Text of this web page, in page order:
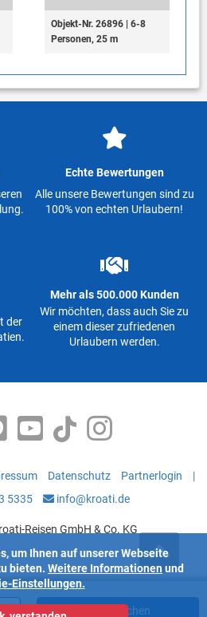
Objekt-Nr. 26896 | 6-8
Personen, 25 m
Jetzt buchen
Echte Bewertungen
Alle unsere Bewertungen sind zu
100% von echten Urlaubern!
der
Mehr als 500.000 Kunden
Wir möchten, dass auch Sie zu
einem dieser zufriedenen
Urlaubern werden.
Datenschutz Partnerlogin
|
5335
info@kroati.de
Reisen GmbH & Co. KG
um Ihnen auf unserer Webseite
bieten. Weitere Informationen und
Einstellungen.